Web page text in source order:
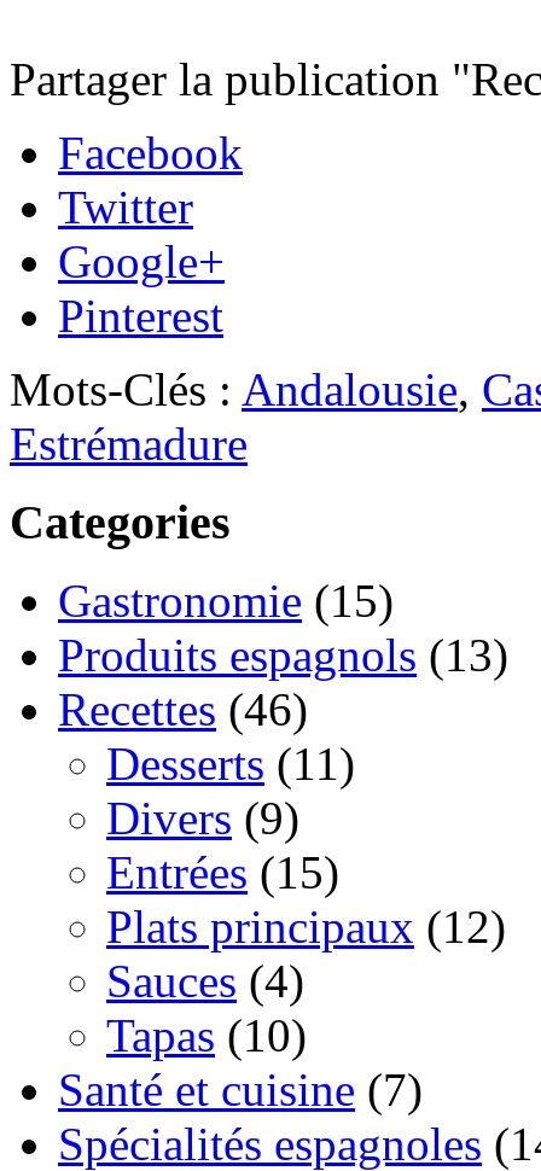
Partager la publication
Facebook
Twitter
Google+
Pinterest
Mots-Clés : Andalousie,
Estrémadure
Categories
Gastronomie (15)
Produits espagnols (13)
Recettes (46)
Desserts (11)
Divers (9)
Entrées (15)
Plats principaux (12)
Sauces (4)
Tapas (10)
Santé et cuisine (7)
Spécialités espagnoles